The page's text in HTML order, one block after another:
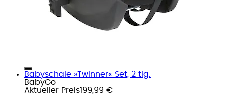
Babyschale »Twinner« Set, 2 tlg.
BabyGo
Aktueller Preis199,99 €